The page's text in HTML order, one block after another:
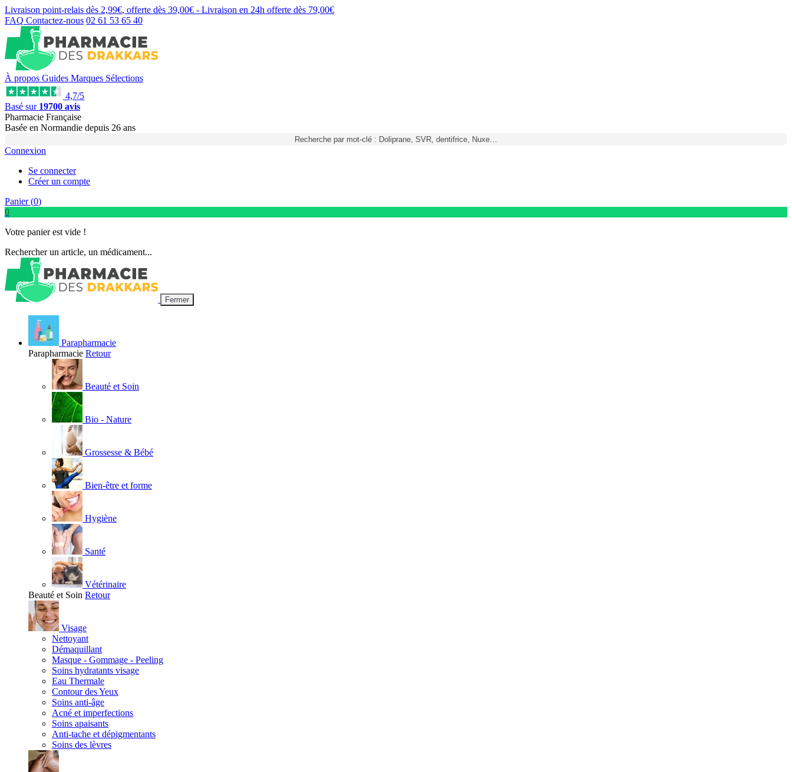
Livraison point-relais dès 2,99€, offerte dès 39,00€ - Livraison en 24h offerte dès 79,00€
FAQ Contactez-nous 02 61 53 65 40
À propos Guides Marques Sélections
4,7/5
Basé sur 19700 avis
Pharmacie Française
Basée en Normandie depuis 26 ans
Recherche par mot-clé : Doliprane, SVR, dentifrice, Nuxe…
Connexion
Se connecter
Créer un compte
Panier (0)
0
Votre panier est vide !
Rechercher un article, un médicament...
Fermer
Parapharmacie
Parapharmacie Retour
Beauté et Soin
Bio - Nature
Grossesse & Bébé
Bien-être et forme
Hygiène
Santé
Vétérinaire
Beauté et Soin Retour
Visage
Nettoyant
Démaquillant
Masque - Gommage - Peeling
Soins hydratants visage
Eau Thermale
Contour des Yeux
Soins anti-âge
Acné et imperfections
Soins apaisants
Anti-tache et dépigmentants
Soins des lèvres